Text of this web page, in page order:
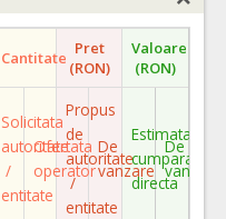
Cantitate Pret
(RON)
Valoare
(RON)
Solicitata
autoritate
/
entitate
Ofertata
operator
Propus
de
autoritate
/
entitate
De
vanzare
Estimata
cumparare
directa
De
vanzare